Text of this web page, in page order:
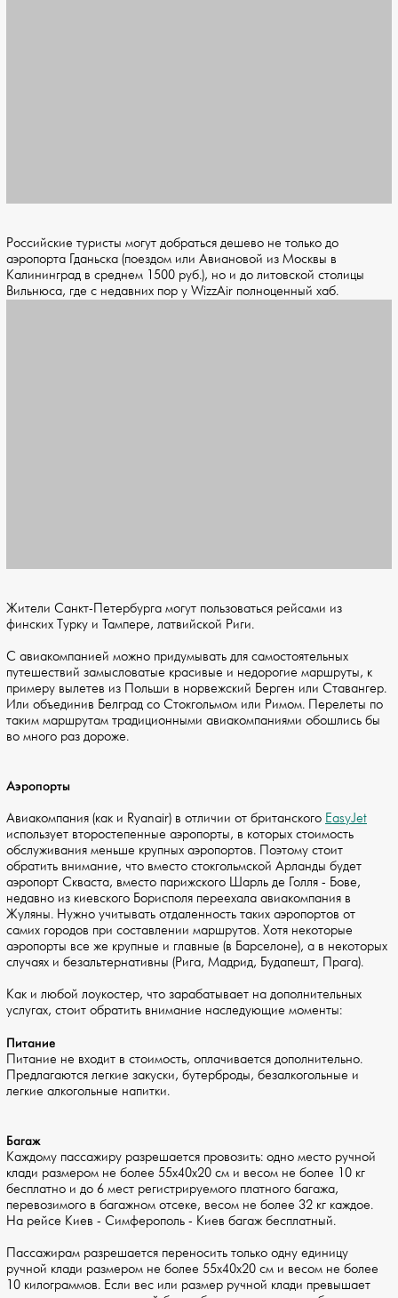
Российские туристы могут добраться дешево не только до
аэропорта Гданьска (поездом или Авиановой из Москвы в
Калининград в среднем 1500 руб.), но и до литовской столицы
Вильнюса, где с недавних пор у WizzAir полноценный хаб.
Жители Санкт-Петербурга могут пользоваться рейсами из
финских Турку и Тампере, латвийской Риги.
С авиакомпанией можно придумывать для самостоятельных
путешествий замысловатые красивые и недорогие маршруты, к
примеру вылетев из Польши в норвежский Берген или Ставангер.
Или объединив Белград со Стокгольмом или Римом. Перелеты по
таким маршрутам традиционными авиакомпаниями обошлись бы
во много раз дороже.
Аэропорты
Авиакомпания (как и Ryanair) в отличии от британского EasyJet
использует второстепенные аэропорты, в которых стоимость
обслуживания меньше крупных аэропортов. Поэтому стоит
обратить внимание, что вместо стокгольмской Арланды будет
аэропорт Скваста, вместо парижского Шарль де Голля - Бове,
недавно из киевского Борисполя переехала авиакомпания в
Жуляны. Нужно учитывать отдаленность таких аэропортов от
самих городов при составлении маршрутов. Хотя некоторые
аэропорты все же крупные и главные (в Барселоне), а в некоторых
случаях и безальтернативны (Рига, Мадрид, Будапешт, Прага).
Как и любой лоукостер, что зарабатывает на дополнительных
услугах, стоит обратить внимание наследующие моменты:
Питание
Питание не входит в стоимость, оплачивается дополнительно.
Предлагаются легкие закуски, бутерброды, безалкогольные и
легкие алкогольные напитки.
Багаж
Каждому пассажиру разрешается провозить: одно место ручной
клади размером не более 55x40x20 см и весом не более 10 кг
бесплатно и до 6 мест регистрируемого платного багажа,
перевозимого в багажном отсеке, весом не более 32 кг каждое.
На рейсе Киев - Симферополь - Киев багаж бесплатный.
Пассажирам разрешается переносить только одну единицу
ручной клади размером не более 55х40х20 см и весом не более
10 килограммов. Если вес или размер ручной клади превышает